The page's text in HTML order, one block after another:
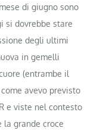
di giugno sono
si dovrebbe stare
degli ultimi
in gemelli
(entrambe il
avevo previsto
e viste nel contesto
la grande croce